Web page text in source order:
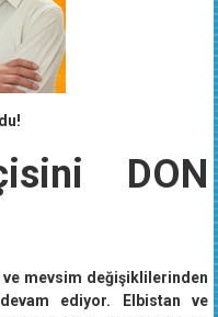
DON
değişiklilerinden
ediyor. Elbistan ve